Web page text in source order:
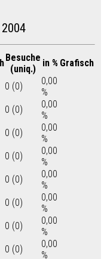
2004
Besuche
(uniq.)
in % Grafisch
0 (0)
0,00
%
0 (0)
0,00
%
0 (0)
0,00
%
0 (0)
0,00
%
0 (0)
0,00
%
0 (0)
0,00
%
0 (0)
0,00
%
0 (0)
0,00
%